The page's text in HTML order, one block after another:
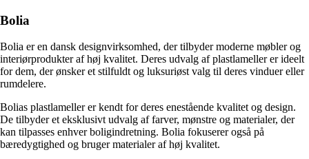
Bolia
Bolia er en dansk designvirksomhed, der tilbyder moderne møbler og
interiørprodukter af høj kvalitet. Deres udvalg af plastlameller er ideelt
for dem, der ønsker et stilfuldt og luksuriøst valg til deres vinduer eller
rumdelere.
Bolias plastlameller er kendt for deres enestående kvalitet og design.
De tilbyder et eksklusivt udvalg af farver, mønstre og materialer, der
kan tilpasses enhver boligindretning. Bolia fokuserer også på
bæredygtighed og bruger materialer af høj kvalitet.